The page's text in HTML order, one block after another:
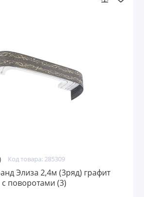
Код товара: 285309
Элиза 2,4м (3ряд) графит
поворотами (3)